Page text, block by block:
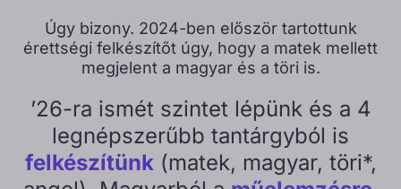
Úgy bizony. 2024-ben először tartottunk
érettségi felkészítőt úgy, hogy a matek mellett
megjelent a magyar és a töri is.
’26-ra ismét szintet lépünk és a 4
legnépszerűbb tantárgyból is
felkészítünk (matek, magyar, töri*,